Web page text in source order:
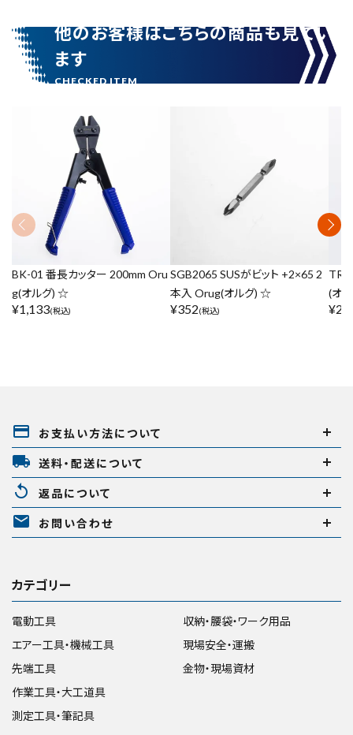
リセット この内容で検索
他のお客様はこちらの商品も見てい
ます
BK-01 番長カッター 200mm Oru
g(オルグ) ☆
¥1,133(税込)
SGB2065 SUSがビット +2×65 2
本入 Orug(オルグ) ☆
¥352(税込)
TR-
(オ
¥
payment お支払い方法について
local_shipping 送料・配送について
replay 返品について
mail お問い合わせ
カテゴリー
電動工具
エアー工具・機械工具
先端工具
作業工具・大工道具
測定工具・筆記具
収納・腰袋・ワーク用品
現場安全・運搬
金物・現場資材